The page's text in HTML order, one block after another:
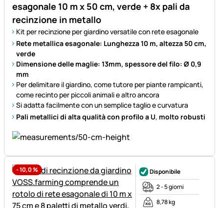
esagonale 10 m x 50 cm, verde + 8x pali da
recinzione in metallo
Kit per recinzione per giardino versatile con rete esagonale
Rete metallica esagonale: Lunghezza 10 m, altezza 50 cm,
verde
Dimensione delle maglie: 13mm, spessore del filo: Ø 0,9
mm
Per delimitare il giardino, come tutore per piante rampicanti,
come recinto per piccoli animali e altro ancora
Si adatta facilmente con un semplice taglio e curvatura
Pali metallici di alta qualità con profilo a U, molto robusti
-10,0%
Disponibile
2 - 5 giorni
8,78 kg